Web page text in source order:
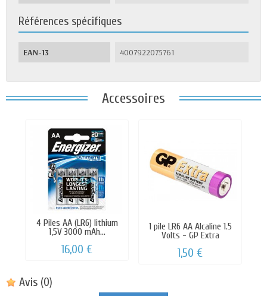
Références spécifiques
EAN-13 4007922075761
Accessoires
4 Piles AA (LR6) lithium
1,5V 3000 mAh...
16,00 €
1 pile LR6 AA Alcaline 1.5
Volts - GP Extra
1,50 €
Avis (0)